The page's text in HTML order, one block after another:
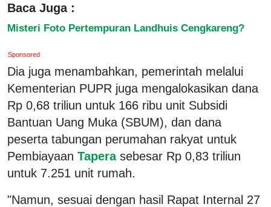
Baca Juga :
Misteri Foto Pertempuran Landhuis Cengkareng?
Sponsored
Dia juga menambahkan, pemerintah melalui
Kementerian PUPR juga mengalokasikan dana
Rp 0,68 triliun untuk 166 ribu unit Subsidi
Bantuan Uang Muka (SBUM), dan dana
peserta tabungan perumahan rakyat untuk
Pembiayaan Tapera sebesar Rp 0,83 triliun
untuk 7.251 unit rumah.
"Namun, sesuai dengan hasil Rapat Internal 27